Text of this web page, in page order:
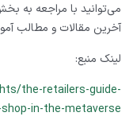
می‌توانید با مراجعه به
آخرین مقالات و مطالب
لینک منبع:
the-retailers-guide-
in-the-metaverse